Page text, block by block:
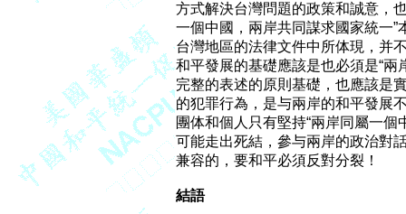
方式解決台灣問題的政策和誠意，
一個中國，兩岸共同謀求國家統一
台灣地區的法律文件中所体現，并
和平發展的基礎應該是也必須是“兩
完整的表述的原則基礎，也應該是
的犯罪行為，是与兩岸的和平發展
團体和個人只有堅持“兩岸同屬一
可能走出死結，參与兩岸的政治對
兼容的，要和平必須反對分裂！
結語